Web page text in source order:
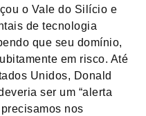
o Vale do Silício e
de tecnologia
que seu domínio,
em risco. Até
Unidos, Donald
ser um “alerta
nos